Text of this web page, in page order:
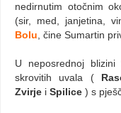
nedirnutim otočnim
(sir, med, janjetina,
Bolu , čine Sumartin
U neposrednoj
skrovitih uvala (
Zvirje i Spilice ) s